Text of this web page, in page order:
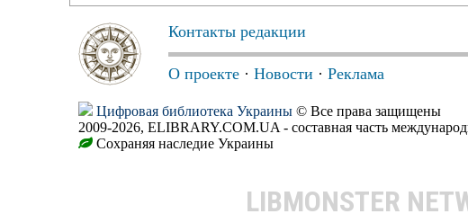
Контакты редакции
О проекте · Новости · Реклама
Цифровая библиотека Украины © Все права защищены
2009-2026, ELIBRARY.COM.UA - составная часть
Сохраняя наследие Украины
LIBMONSTER